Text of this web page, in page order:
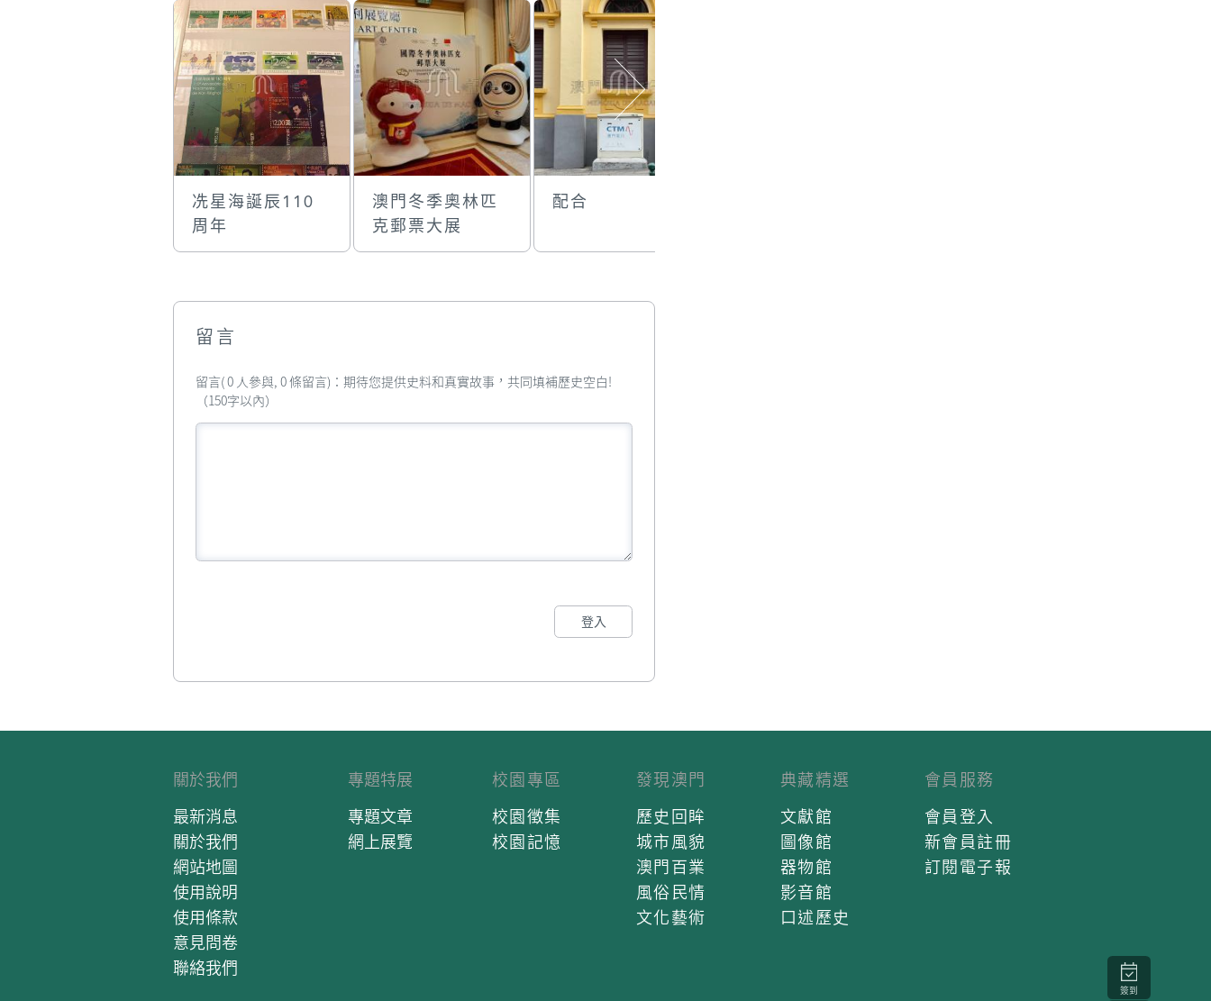
冼星海誕辰110
周年
澳門冬季奧林匹
克郵票大展
配合
留言
留言( 0 人參與, 0 條留言)：期待您提供史料和真實故事，共同填補歷史空白!
（150字以內）
登入
關於我們
最新消息
關於我們
網站地圖
使用說明
使用條款
意見問卷
聯絡我們
專題特展
專題文章
網上展覽
校園專區
校園徵集
校園記憶
發現澳門
歷史回眸
城市風貌
澳門百業
風俗民情
文化藝術
典藏精選
文獻館
圖像館
器物館
影音館
口述歷史
會員服務
會員登入
新會員註冊
訂閱電子報
簽到